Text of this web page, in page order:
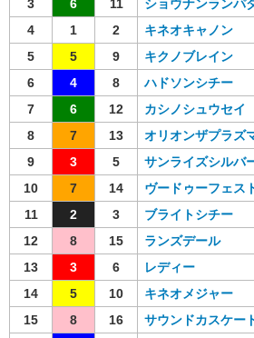
3
6 11 ショウナンランパ
4
1 2 キネオキャノン
5
5 9 キクノブレイン
6
4 8 ハドソンシチー
7
6 12 カシノシュウセイ
8
7 13 オリオンザプラズ
9
3 5 サンライズシルバ
10
7 14 ヴードゥーフェス
11
2 3 ブライトシチー
12
8 15 ランズデール
13
3 6 レディー
14
5 10 キネオメジャー
15
8 16 サウンドカスケー